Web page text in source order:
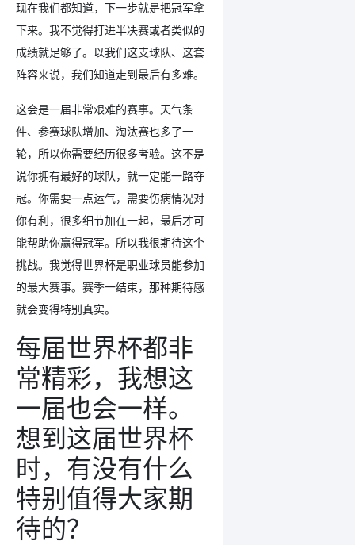
现在我们都知道，下一步就是把冠军拿
下来。我不觉得打进半决赛或者类似的
成绩就足够了。以我们这支球队、这套
阵容来说，我们知道走到最后有多难。
这会是一届非常艰难的赛事。天气条
件、参赛球队增加、淘汰赛也多了一
轮，所以你需要经历很多考验。这不是
说你拥有最好的球队，就一定能一路夺
冠。你需要一点运气，需要伤病情况对
你有利，很多细节加在一起，最后才可
能帮助你赢得冠军。所以我很期待这个
挑战。我觉得世界杯是职业球员能参加
的最大赛事。赛季一结束，那种期待感
就会变得特别真实。
每届世界杯都非
常精彩，我想这
一届也会一样。
想到这届世界杯
时，有没有什么
特别值得大家期
待的？